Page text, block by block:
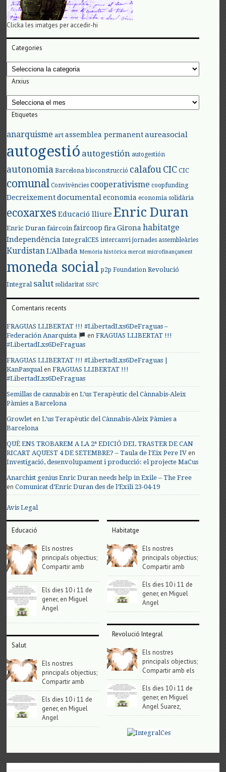
Clicka les imatges per accedir-hi
Categories
Categories
Arxius
Arxius
Etiquetes
anarquisme art assemblea permanent aureasocial
autogestió autogestión autogestión
autonomia Barcelona bioconstrucció calafouCIC CIC
comunal Convivències cooperativisme coopfunding
Decreixement documental economia economia solidària
ecoxarxes Educació lliure Enric Duran
Enric Duran faircoin faircoop fira Girona habitatge
Independència IntegralCES intercanvi jornades assembleàries
KurdistanL'Albada Memòria històrica mercat microfinançament
moneda social p2p Foundation Revolució
Integral salut solidaritat SSPC
Comentaris recents
FRAGUAS LLIBERTAT !!! #LibertadLxs6DeFraguas –
Federación Anarquista
enFRAGUAS LLIBERTAT !!!
#LibertadLxs6DeFraguas
FRAGUAS LLIBERTAT !!! #LibertadLxs6DeFraguas |
KanPasqualenFRAGUAS LLIBERTAT !!!
#LibertadLxs6DeFraguas
Semillas de cannabis enL’us Terapèutic del Cànnabis-Aleix
Pàmies a Barcelona
Growlet enL’us Terapèutic del Cànnabis-Aleix Pàmies a
Barcelona
QUÈ ENS TROBAREM A LA 2ª EDICIÓ DEL TRASTER DE CAN
RICART AQUEST 4 DE SETEMBRE? – Taula de l'Eix Pere IV en
Investigació, desenvolupament i producció: el projecte MaCus
Anarchist genius Enric Duran needs help in Exile – The Free
enComunicat d’Enric Duran des de l’Exili 23-04-19
Avis Legal
Educació
Els nostres
principals objectius;
Compartir amb
Els dies 10 i 11 de
gener, en Miguel
Angel
Salut
Els nostres
principals objectius;
Compartir amb
Els dies 10 i 11 de
gener, en Miguel
Angel
Habitatge
Els nostres
principals objectius;
Compartir amb
Els dies 10 i 11 de
gener, en Miguel
Angel
Revolució Integral
Els nostres
principals objectius;
Compartir amb els
Els dies 10 i 11 de
gener, en Miguel
Angel Suarez,